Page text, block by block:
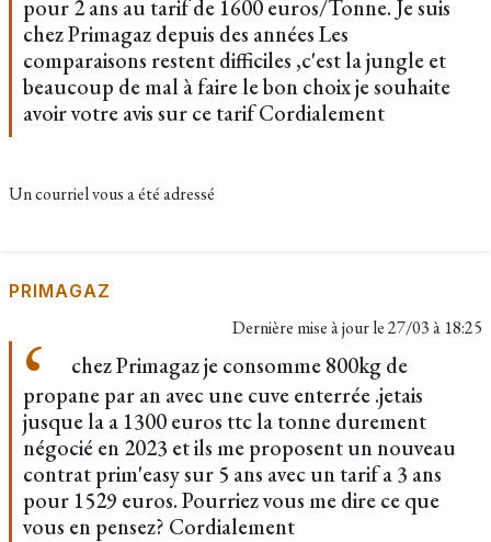
pour 2 ans au tarif de 1600 euros/Tonne. Je suis
chez Primagaz depuis des années Les
comparaisons restent difficiles ,c'est la jungle et
beaucoup de mal à faire le bon choix je souhaite
avoir votre avis sur ce tarif Cordialement
Un courriel vous a été adressé
PRIMAGAZ
Dernière mise à jour le27/03 à 18:25
chez Primagaz je consomme 800kg de
propane par an avec une cuve enterrée .jetais
jusque la a 1300 euros ttc la tonne durement
négocié en 2023 et ils me proposent un nouveau
contrat prim'easy sur 5 ans avec un tarif a 3 ans
pour 1529 euros. Pourriez vous me dire ce que
vous en pensez? Cordialement